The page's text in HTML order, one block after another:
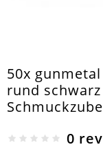
50x
rund
0